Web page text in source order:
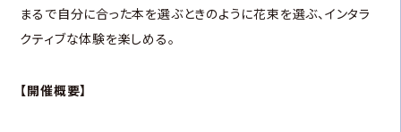
まるで自分に合った本を選ぶときのように花束を選ぶ、インタラ
クティブな体験を楽しめる。
【開催概要】